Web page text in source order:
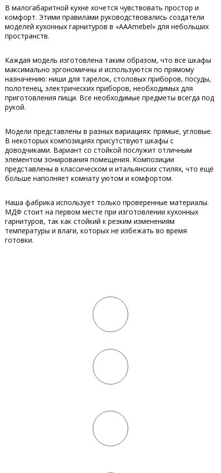
В малогабаритной кухне хочется чувствовать простор и
комфорт. Этими правилами руководствовались создатели
моделей кухонных гарнитуров в «AAAmebel» для небольших
пространств.
Каждая модель изготовлена таким образом, что все шкафы
максимально эргономичны и используются по прямому
назначению: ниши для тарелок, столовых приборов, посуды,
полотенец, электрических приборов, необходимых для
приготовления пищи. Все необходимые предметы всегда под
рукой.
Модели представлены в разных вариациях: прямые, угловые.
В некоторых композициях присутствуют шкафы с
доводчиками. Вариант со стойкой послужит отличным
элементом зонирования помещения. Композиции
представлены в классическом и итальянских стилях, что ещё
больше наполняет комнату уютом и комфортом.
Наша фабрика использует только проверенные материалы.
МДФ стоит на первом месте при изготовлении кухонных
гарнитуров, так как стойкий к резким изменениям
температуры и влаги, которых не избежать во время
готовки.